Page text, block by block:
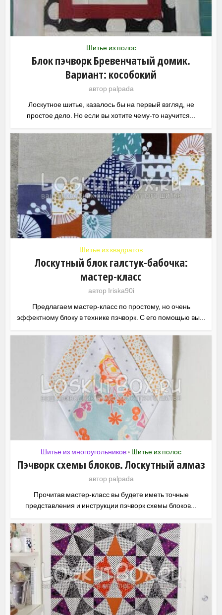
Шитье из полос
Блок пэчворк Бревенчатый домик.
Вариант: кособокий
автор palpada
Лоскутное шитье, казалось бы на первый взгляд, не
простое дело. Но если вы хотите чему-то научится...
Шитье из квадратов
Лоскутный блок галстук-бабочка:
мастер-класс
автор Iriska90i
Предлагаем мастер-класс по простому, но очень
эффектному блоку в технике пэчворк. С его помощью вы...
Шитье из многоугольников • Шитье из полос
Пэчворк схемы блоков. Лоскутный алмаз
автор palpada
Прочитав мастер-класс вы будете иметь точные
представления и инструкции пэчворк схемы блоков...